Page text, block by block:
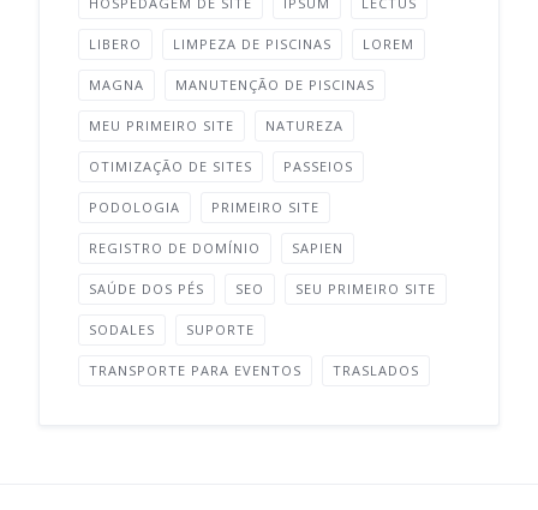
LIBERO LIMPEZA DE PISCINAS LOREM
MAGNA MANUTENÇÃO DE PISCINAS
MEU PRIMEIRO SITE NATUREZA
OTIMIZAÇÃO DE SITES PASSEIOS
PODOLOGIA PRIMEIRO SITE
REGISTRO DE DOMÍNIO SAPIEN
SAÚDE DOS PÉS SEO SEU PRIMEIRO SITE
SODALES SUPORTE
TRANSPORTE PARA EVENTOS TRASLADOS